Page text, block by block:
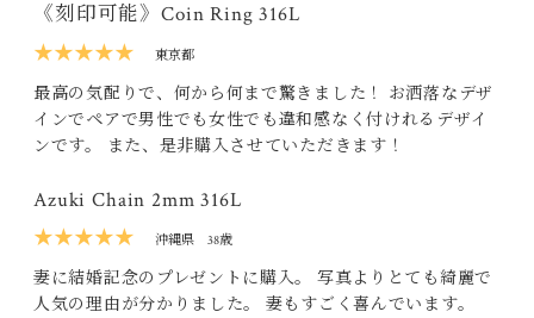
《刻印可能》Coin Ring 316L
★★★★★
東京都
最高の気配りで、何から何まで驚きました！ お洒落なデザ
インでペアで男性でも女性でも違和感なく付けれるデザイ
ンです。 また、是非購入させていただきます！
Azuki Chain 2mm 316L
★★★★★
沖縄県 38歳
妻に結婚記念のプレゼントに購入。 写真よりとても綺麗で
人気の理由が分かりました。 妻もすごく喜んでいます。